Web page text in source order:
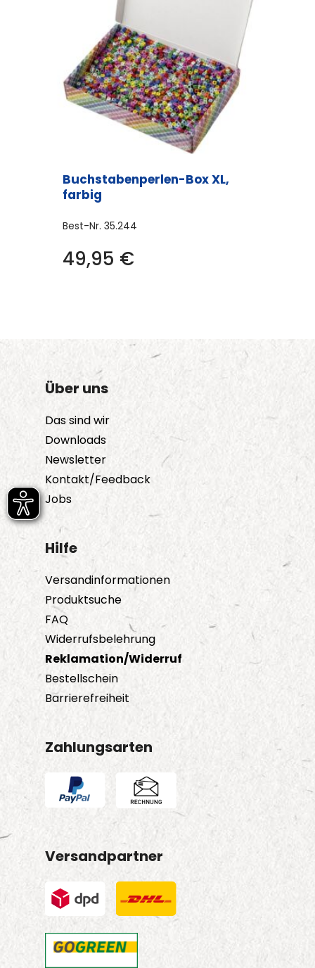
Buchstabenperlen-Box XL,
farbig
Best-Nr. 35.244
49,95 €
Über uns
Das sind wir
Downloads
Newsletter
Kontakt/Feedback
Jobs
Hilfe
Versandinformationen
Produktsuche
FAQ
Widerrufsbelehrung
Reklamation/Widerruf
Bestellschein
Barrierefreiheit
Zahlungsarten
Versandpartner